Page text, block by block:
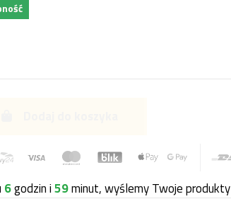
6godzin i59minut, wyślemy Twoje produkty